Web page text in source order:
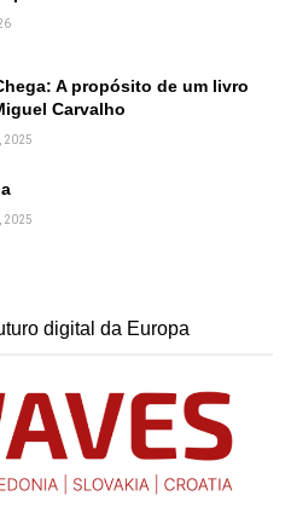
A propósito de um livro
Carvalho
2025
2025
digital da Europa